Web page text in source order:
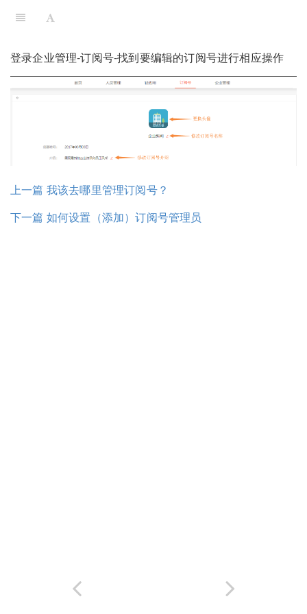
登录企业管理-订阅号-找到要编辑的订阅号进行相应操作
上一篇 我该去哪里管理订阅号？
下一篇 如何设置（添加）订阅号管理员